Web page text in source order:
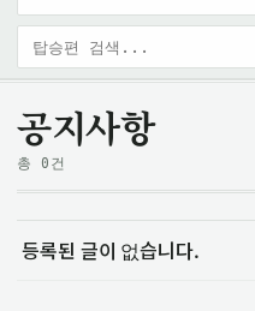
공지사항
총 0건
등록된 글이 없습니다.